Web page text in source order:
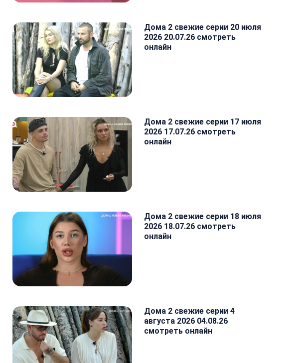
Дома 2 свежие серии 20 июля
2026 20.07.26 смотреть
онлайн
Дома 2 свежие серии 17 июля
2026 17.07.26 смотреть
онлайн
Дома 2 свежие серии 18 июля
2026 18.07.26 смотреть
онлайн
Дома 2 свежие серии 4
августа 2026 04.08.26
смотреть онлайн